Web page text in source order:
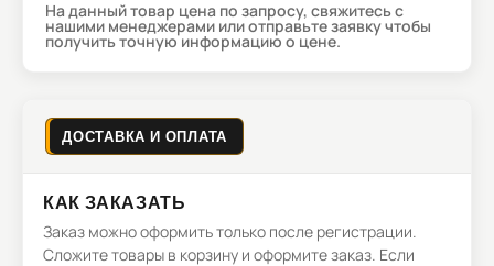
На данный товар цена по запросу, свяжитесь с
нашими менеджерами или отправьте заявку чтобы
получить точную информацию о цене.
ДОСТАВКА И ОПЛАТА
КАК ЗАКАЗАТЬ
Заказ можно оформить только после регистрации.
Сложите товары в корзину и оформите заказ. Если